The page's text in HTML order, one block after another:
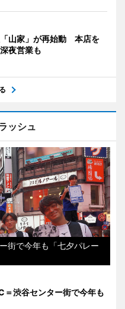
山家」が再始動 本店を
夜営業も
ッシュ
街で今年も「七夕パレー
＝渋谷センター街で今年も